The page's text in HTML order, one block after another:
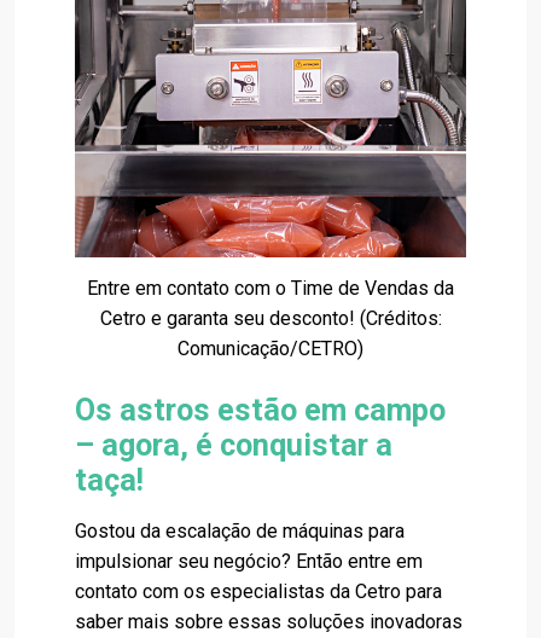
Entre em contato com o Time de Vendas da
Cetro e garanta seu desconto! (Créditos:
Comunicação/CETRO)
Os astros estão em campo
– agora, é conquistar a
taça!
Gostou da escalação de máquinas para
impulsionar seu negócio? Então entre em
contato com os especialistas da Cetro para
saber mais sobre essas soluções inovadoras